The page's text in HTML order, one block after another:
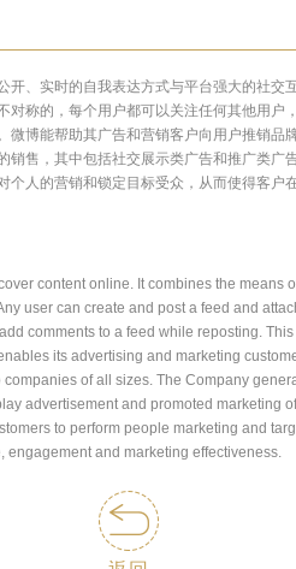
、实时的自我表达方式与平台强大的社
称的，每个用户都可以关注任何其他用
博能帮助其广告和营销客户向用户推销
售，其中包括社交展示类广告和推广类
人的营销和锁定目标受众，从而使得客
content online. It combines the
user can create and post a feed and
comments to a feed while reposting.
its advertising and marketing
of all sizes. The Company
advertisement and promoted marketing
to perform people marketing and
and marketing effectiveness.